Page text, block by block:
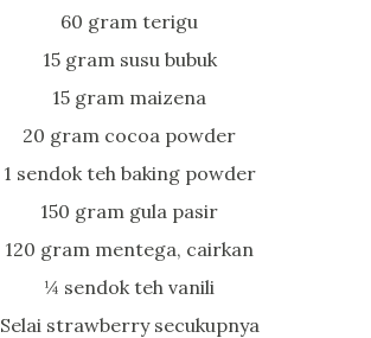
60 gram terigu
15 gram susu bubuk
15 gram maizena
20 gram cocoa powder
1 sendok teh baking powder
150 gram gula pasir
120 gram mentega, cairkan
¼ sendok teh vanili
Selai strawberry secukupnya